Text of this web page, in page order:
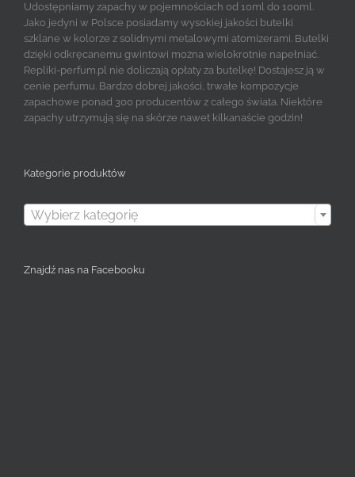
Udostępniamy zapachy w pojemnościach od 10ml do 100ml.
Jako jedyni w Polsce posiadamy wysokiej jakości butelki
szklane w kolorze z solidnymi metalowymi atomizerami. Butelki
dzięki odkręcanemu gwintowi można wielokrotnie napełniać.
Repliki-perfum.pl nie doliczają opłaty za butelkę! Dostajesz ją w
cenie perfumu. Bardzo dobrej jakości, trwałe kompozycje
zapachowe ponad 300 producentów z całego świata. Niektóre
zapachy utrzymują się na skórze nawet kilkanaście godzin!
Kategorie produktów
Wybierz kategorię
Znajdź nas na Facebooku